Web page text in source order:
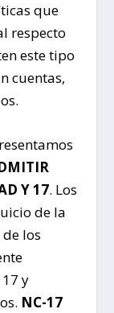
que
respecto
este tipo
cuentas,
Y 17. Los
de la
los
y
NC-17